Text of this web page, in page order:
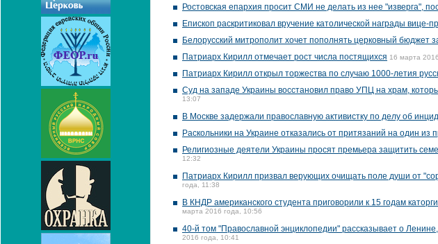
Ростовская епархия просит СМИ не делать из нее "изверга",
Епископ раскритиковал вручение католической награды вице-
Белорусский митрополит хочет пополнять церковный бюджет
Патриарх Кирилл отмечает рост числа постящихся 16 марта
Патриарх Кирилл открыл торжества по случаю 1000-летия
Суд на западе Украины восстановил право УПЦ на храм,
13:07
В Москве задержали православную активистку по делу об
Раскольники на Украине отказались от притязаний на один из
Религиозные деятели Украины просят премьера защитить
12:32
Патриарх Кирилл призвал верующих очищать поле души от
года, 11:38
В КНДР американского студента приговорили к 15 годам
марта 2016 года, 10:56
40-й том "Православной энциклопедии" рассказывает о
2016 года, 10:41